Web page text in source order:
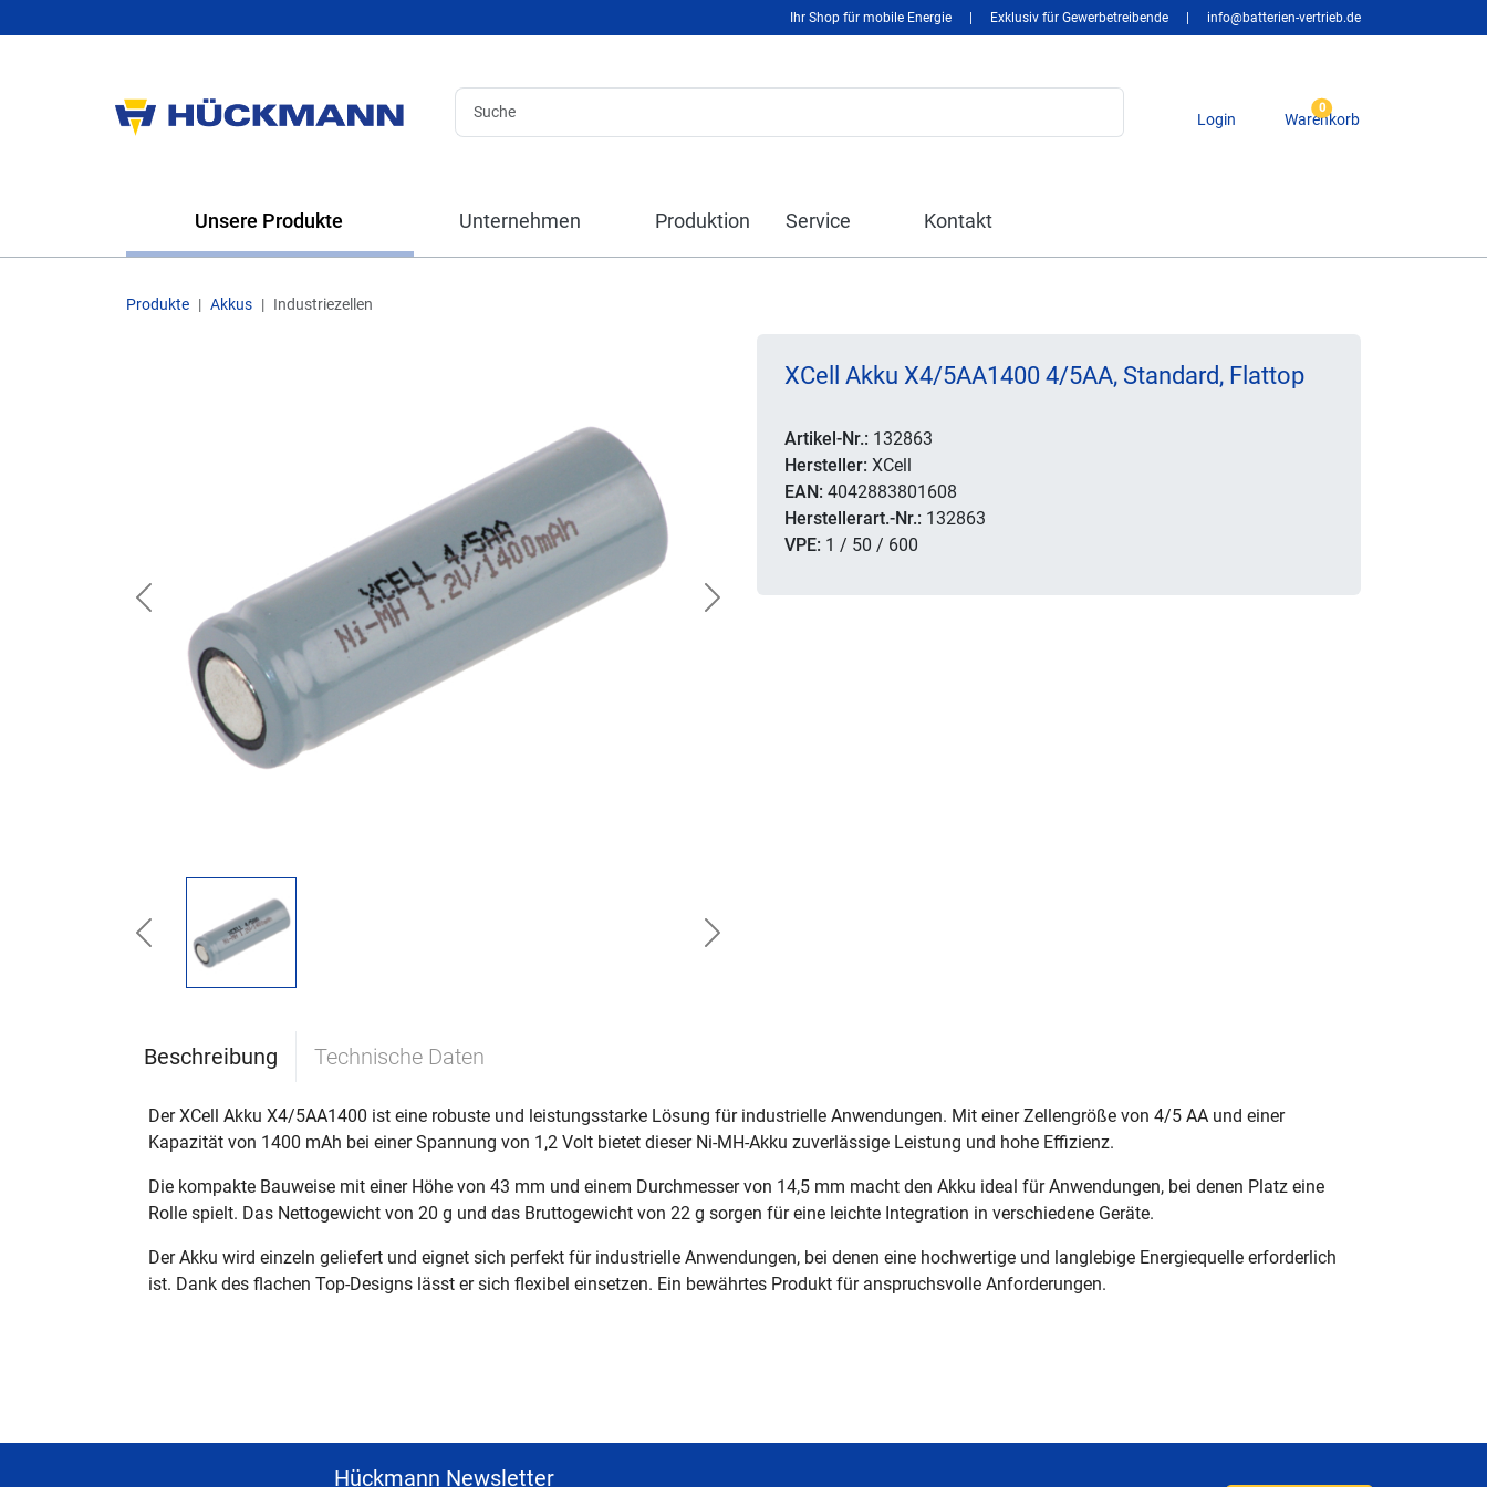
Ihr Shop für mobile Energie Exklusiv für Gewerbetreibende info@batterien-vertrieb.de
Login
0
Warenkorb
Unsere Produkte Unternehmen Produktion Service Kontakt
Produkte Akkus Industriezellen
Previous Next
Previous Next
XCell Akku X4/5AA1400 4/5AA, Standard, Flattop
Artikel-Nr.: 132863
Hersteller: XCell
EAN: 4042883801608
Herstellerart.-Nr.: 132863
VPE: 1 / 50 / 600
Beschreibung Technische Daten
Der XCell Akku X4/5AA1400 ist eine robuste und leistungsstarke Lösung für industrielle Anwendungen. Mit einer Zellengröße von 4/5 AA und einer
Kapazität von 1400 mAh bei einer Spannung von 1,2 Volt bietet dieser Ni-MH-Akku zuverlässige Leistung und hohe Effizienz.
Die kompakte Bauweise mit einer Höhe von 43 mm und einem Durchmesser von 14,5 mm macht den Akku ideal für Anwendungen, bei denen Platz eine
Rolle spielt. Das Nettogewicht von 20 g und das Bruttogewicht von 22 g sorgen für eine leichte Integration in verschiedene Geräte.
Der Akku wird einzeln geliefert und eignet sich perfekt für industrielle Anwendungen, bei denen eine hochwertige und langlebige Energiequelle erforderlich
ist. Dank des flachen Top-Designs lässt er sich flexibel einsetzen. Ein bewährtes Produkt für anspruchsvolle Anforderungen.
Hückmann Newsletter